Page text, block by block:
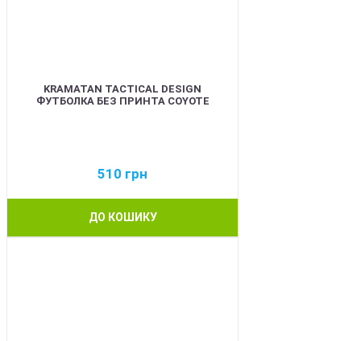
KRAMATAN TACTICAL DESIGN
ФУТБОЛКА БЕЗ ПРИНТА COYOTE
510 грн
ДО КОШИКУ